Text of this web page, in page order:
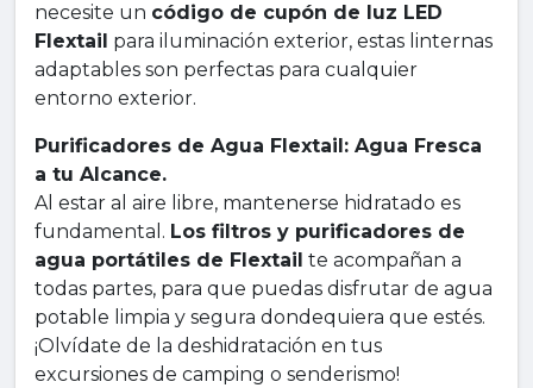
necesite un código de cupón de luz LED
Flextail para iluminación exterior, estas linternas
adaptables son perfectas para cualquier
entorno exterior.
Purificadores de Agua Flextail: Agua Fresca
a tu Alcance.
Al estar al aire libre, mantenerse hidratado es
fundamental. Los filtros y purificadores de
agua portátiles de Flextail te acompañan a
todas partes, para que puedas disfrutar de agua
potable limpia y segura dondequiera que estés.
¡Olvídate de la deshidratación en tus
excursiones de camping o senderismo!